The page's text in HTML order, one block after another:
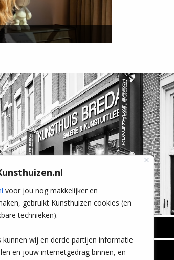
voor jou nog makkelijker en
gebruikt Kunsthuizen cookies (en
technieken).
kunnen wij en derde partijen informatie
en jouw internetgedrag binnen, en
11
CONTACT